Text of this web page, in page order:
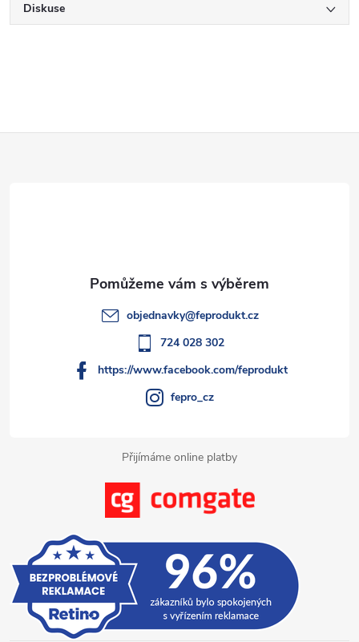
Diskuse
Přijímáme online platby
objednavky@feprodukt.cz
724 028 302
https://www.facebook.com/feprodukt
fepro_cz